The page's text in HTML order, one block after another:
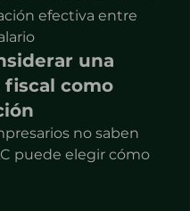
efectiva entre
una
fiscal como
no saben
puede elegir cómo